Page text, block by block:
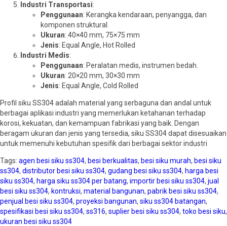
Industri Transportasi:
Penggunaan: Kerangka kendaraan, penyangga, dan
komponen struktural.
Ukuran: 40×40 mm, 75×75 mm
Jenis: Equal Angle, Hot Rolled
Industri Medis:
Penggunaan: Peralatan medis, instrumen bedah.
Ukuran: 20×20 mm, 30×30 mm
Jenis: Equal Angle, Cold Rolled
Profil siku SS304 adalah material yang serbaguna dan andal untuk
berbagai aplikasi industri yang memerlukan ketahanan terhadap
korosi, kekuatan, dan kemampuan fabrikasi yang baik. Dengan
beragam ukuran dan jenis yang tersedia, siku SS304 dapat disesuaikan
untuk memenuhi kebutuhan spesifik dari berbagai sektor industri
Tags: agen besi siku ss304, besi berkualitas, besi siku murah, besi siku
ss304, distributor besi siku ss304, gudang besi siku ss304, harga besi
siku ss304, harga siku ss304 per batang, importir besi siku ss304, jual
besi siku ss304, kontruksi, material bangunan, pabrik besi siku ss304,
penjual besi siku ss304, proyeksi bangunan, siku ss304 batangan,
spesifikasi besi siku ss304, ss316, suplier besi siku ss304, toko besi siku,
ukuran besi siku ss304